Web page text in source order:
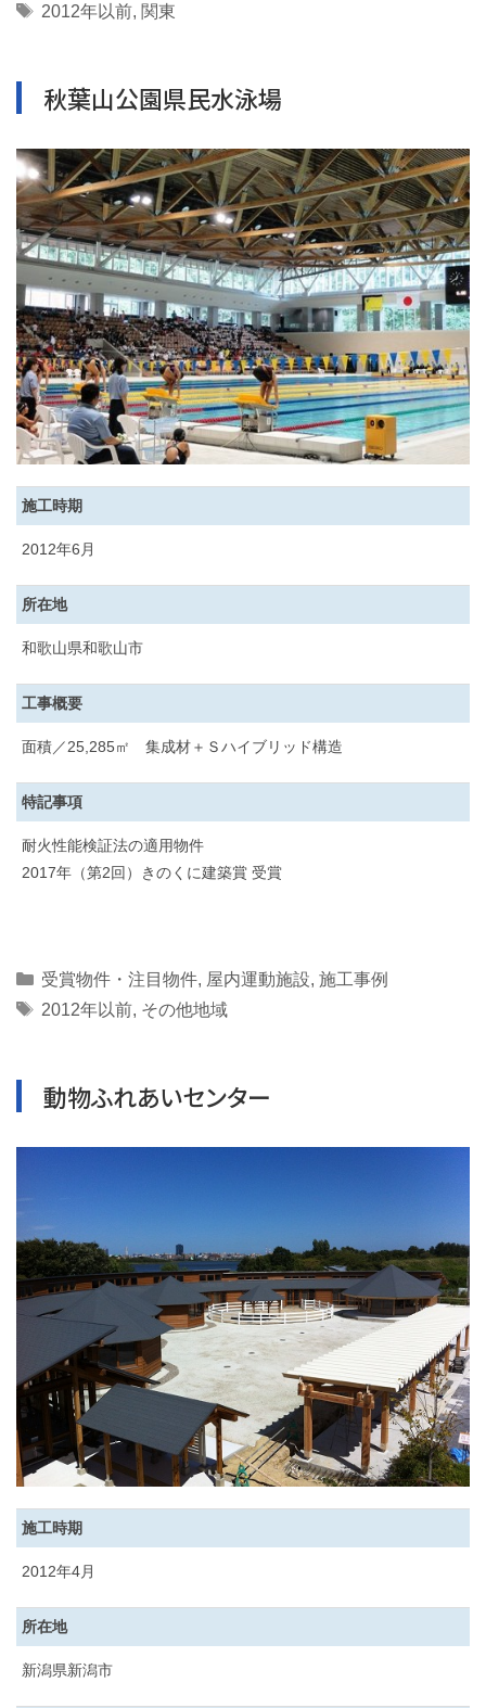
Tags
2012年以前, 関東
秋葉山公園県民水泳場
施工時期
2012年6月
所在地
和歌山県和歌山市
工事概要
面積／25,285㎡ 集成材＋Ｓハイブリッド構造
特記事項
耐火性能検証法の適用物件
2017年（第2回）きのくに建築賞 受賞
Categories
受賞物件・注目物件, 屋内運動施設, 施工事例
Tags
2012年以前, その他地域
動物ふれあいセンター
施工時期
2012年4月
所在地
新潟県新潟市